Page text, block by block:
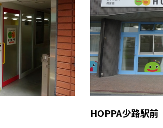
HOPPA少路駅前